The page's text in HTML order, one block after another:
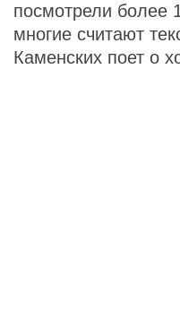
посмотрели более
многие считают
Каменских поет о